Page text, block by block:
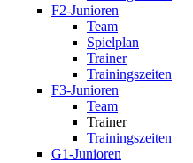
F2-Junioren
Team
Spielplan
Trainer
Trainingszeiten
F3-Junioren
Team
Trainer
Trainingszeiten
G1-Junioren